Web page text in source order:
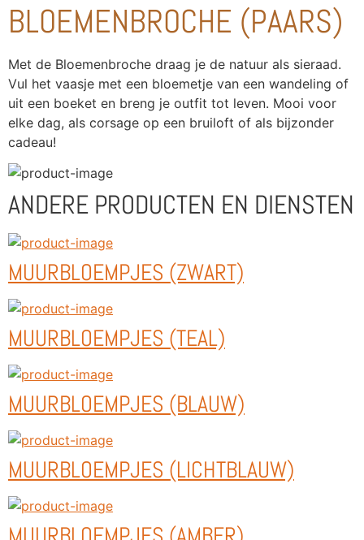
BLOEMENBROCHE (PAARS)
Met de Bloemenbroche draag je de natuur als sieraad.
Vul het vaasje met een bloemetje van een wandeling of
uit een boeket en breng je outfit tot leven. Mooi voor
elke dag, als corsage op een bruiloft of als bijzonder
cadeau!
ANDERE PRODUCTEN EN DIENSTEN
MUURBLOEMPJES (ZWART)
MUURBLOEMPJES (TEAL)
MUURBLOEMPJES (BLAUW)
MUURBLOEMPJES (LICHTBLAUW)